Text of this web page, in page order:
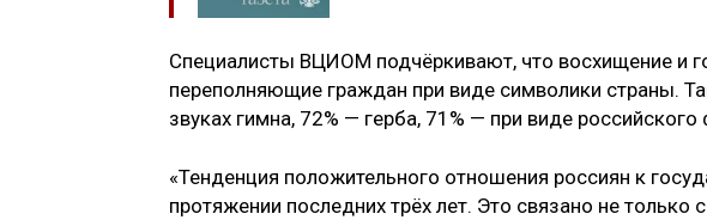
Специалисты ВЦИОМ подчёркивают, что восхищение и
переполняющие граждан при виде символики страны.
звуках гимна, 72% — герба, 71% — при виде российского
«Тенденция положительного отношения россиян к
протяжении последних трёх лет. Это связано не